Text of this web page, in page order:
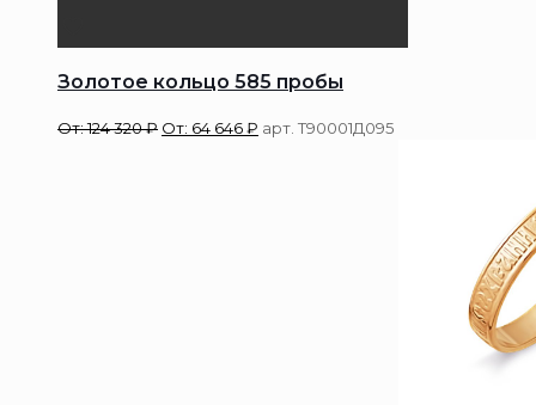
Золотое кольцо 585 пробы
От:124 320₽ От: 64 646₽ арт. Т90001Д095